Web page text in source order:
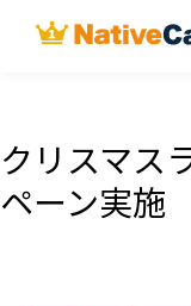
クリスマス
ペーン実施